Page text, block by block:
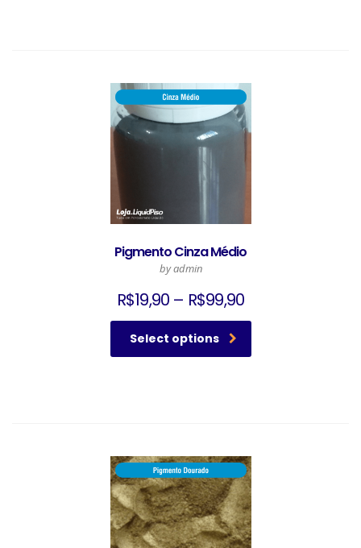
Pigmento Cinza Médio
by admin
R$19,90 – R$99,90
Select options